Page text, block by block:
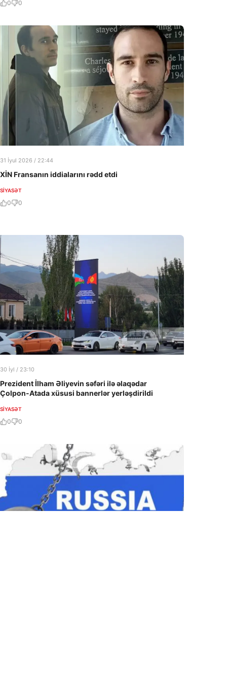
0 0
31 İyul 2026 / 22:44
XİN Fransanın iddialarını rədd etdi
SIYASƏT
0 0
30 İyl / 23:10
Prezident İlham Əliyevin səfəri ilə əlaqədar
Çolpon-Atada xüsusi bannerlər yerləşdirildi
SIYASƏT
0 0